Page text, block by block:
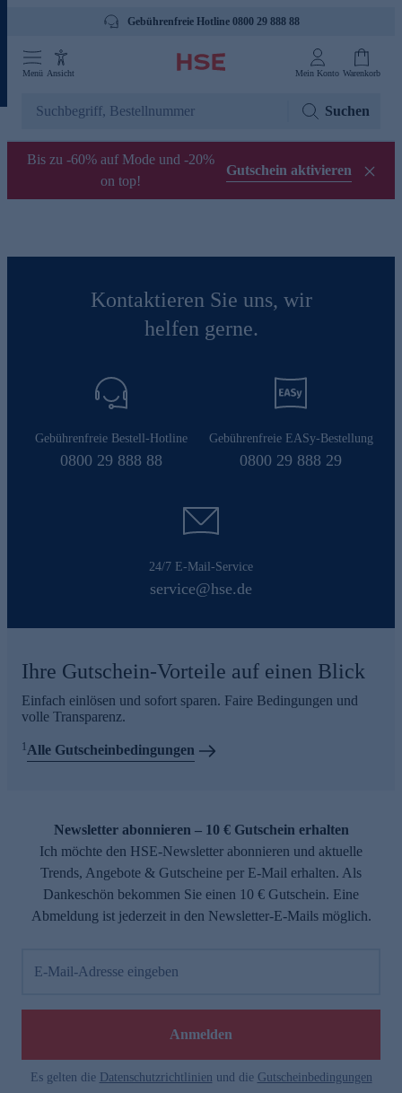
Gebührenfreie Hotline 0800 29 888 88
Menü Ansicht Mein Konto Warenkorb
Suchen
Bis zu -60% auf Mode und -20%
on top!
Gutschein aktivieren
Kontaktieren Sie uns, wir
helfen gerne.
Gebührenfreie Bestell-Hotline
0800 29 888 88
Gebührenfreie EASy-Bestellung
0800 29 888 29
24/7 E-Mail-Service
service@hse.de
Ihre Gutschein-Vorteile auf einen Blick
Einfach einlösen und sofort sparen. Faire Bedingungen und
volle Transparenz.
1Alle Gutscheinbedingungen
Newsletter abonnieren – 10 € Gutschein erhalten
Ich möchte den HSE-Newsletter abonnieren und aktuelle
Trends, Angebote & Gutscheine per E-Mail erhalten. Als
Dankeschön bekommen Sie einen 10 € Gutschein. Eine
Abmeldung ist jederzeit in den Newsletter-E-Mails möglich.
E-Mail-Adresse eingeben
Anmelden
Es gelten die Datenschutzrichtlinien und die Gutscheinbedingungen